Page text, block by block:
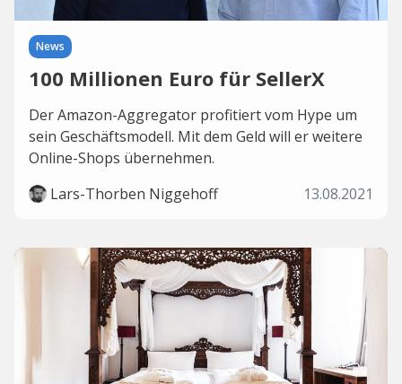
News
100 Millionen Euro für SellerX
Der Amazon-Aggregator profitiert vom Hype um
sein Geschäftsmodell. Mit dem Geld will er weitere
Online-Shops übernehmen.
Lars-Thorben Niggehoff
13.08.2021